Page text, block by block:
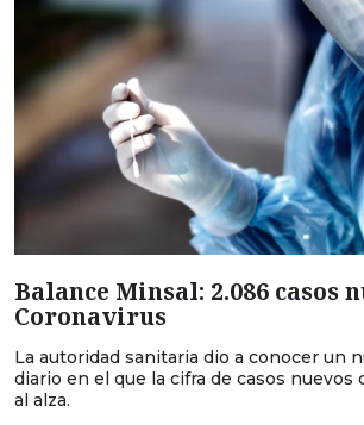
Balance Minsal: 2.086 casos
Coronavirus
La autoridad sanitaria dio a conocer un
diario en el que la cifra de casos nuevos
al alza.